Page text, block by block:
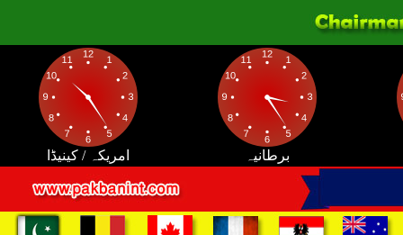
امریکہ / کینیڈا برطانیہ